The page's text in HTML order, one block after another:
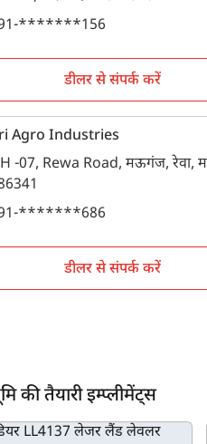
*******156
डीलर से संपर्क करें
Agro Industries
-07, Rewa Road, मऊगंज, रेवा,
*******686
डीलर से संपर्क करें
की तैयारी इम्प्लीमेंट्स